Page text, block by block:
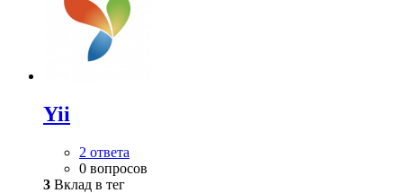
Yii
2 ответа
0 вопросов
3 Вклад в тег